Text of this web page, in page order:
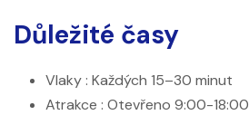
Důležité časy
Vlaky: Každých 15–30 minut
Atrakce : Otevřeno 9:00-18:00